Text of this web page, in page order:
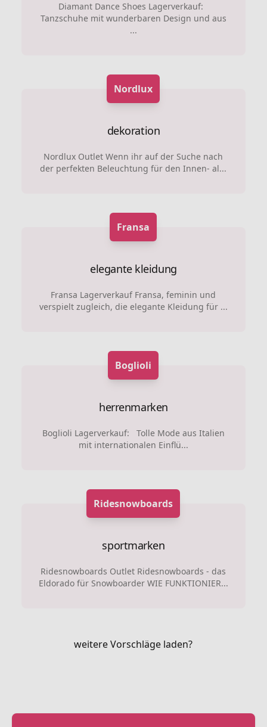
Diamant Dance Shoes Lagerverkauf:
Tanzschuhe mit wunderbaren Design und aus
...
Nordlux
dekoration
Nordlux Outlet Wenn ihr auf der Suche nach
der perfekten Beleuchtung für den Innen- al...
Fransa
elegante kleidung
Fransa Lagerverkauf Fransa, feminin und
verspielt zugleich, die elegante Kleidung für ...
Boglioli
herrenmarken
Boglioli Lagerverkauf: Tolle Mode aus Italien
mit internationalen Einflü...
Ridesnowboards
sportmarken
Ridesnowboards Outlet Ridesnowboards - das
Eldorado für Snowboarder WIE FUNKTIONIER...
weitere Vorschläge laden?